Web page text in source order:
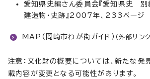
愛知県史編さん委員会『愛知県史
建造物・史跡』2007年、233ページ
MAP（岡崎市わが街ガイド） （外部リンク
注意：文化財の概要については、新たな発
載内容が変更となる可能性があります。